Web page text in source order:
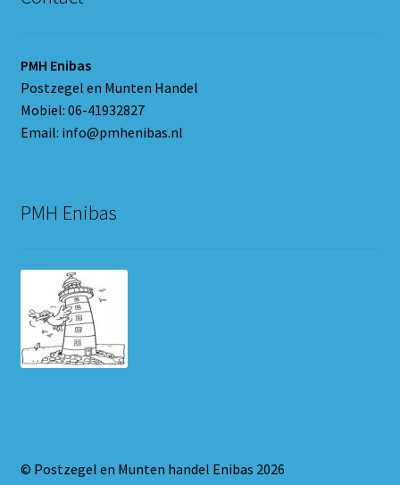
PMH Enibas
Postzegel en Munten Handel
Mobiel: 06-41932827
Email: info@pmhenibas.nl
PMH Enibas
© Postzegel en Munten handel Enibas 2026